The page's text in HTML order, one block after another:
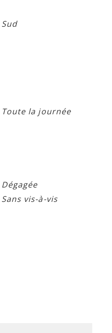
Sud
Toute la journée
Dégagée
Sans vis-à-vis